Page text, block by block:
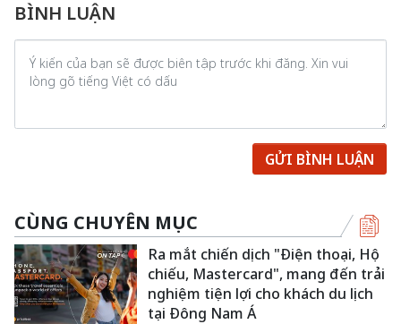
BÌNH LUẬN
GỬI BÌNH LUẬN
CÙNG CHUYÊN MỤC
Ra mắt chiến dịch "Điện thoại, Hộ
chiếu, Mastercard", mang đến trải
nghiệm tiện lợi cho khách du lịch
tại Đông Nam Á